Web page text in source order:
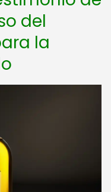
del
la